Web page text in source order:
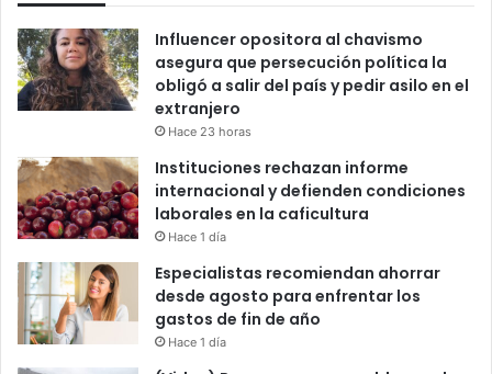
Influencer opositora al chavismo
asegura que persecución política la
obligó a salir del país y pedir asilo en el
extranjero
Hace 23 horas
Instituciones rechazan informe
internacional y defienden condiciones
laborales en la caficultura
Hace 1 día
Especialistas recomiendan ahorrar
desde agosto para enfrentar los
gastos de fin de año
Hace 1 día